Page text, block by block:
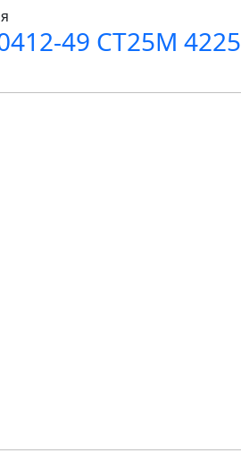
49 CT25M 4225